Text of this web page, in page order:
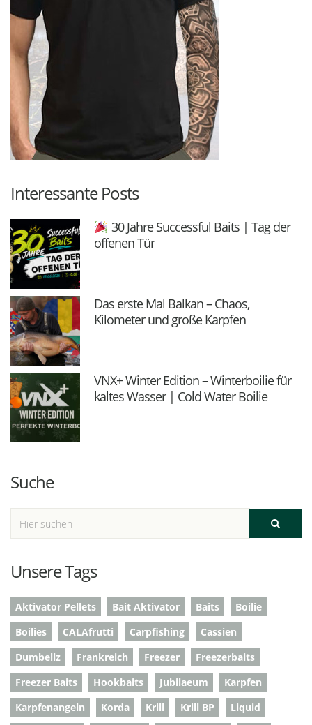
Interessante Posts
30 Jahre Successful Baits | Tag der
offenen Tür
Das erste Mal Balkan – Chaos,
Kilometer und große Karpfen
VNX+ Winter Edition – Winterboilie für
kaltes Wasser | Cold Water Boilie
Suche
Unsere Tags
Aktivator Pellets Bait Aktivator Baits
Boilie
Boilies
CALAfrutti Carpfishing
Cassien
Dumbellz
Frankreich Freezer
Freezerbaits
Freezer Baits
Hookbaits Jubilaeum
Karpfen
Karpfenangeln
Korda Krill Krill BP
Liquid